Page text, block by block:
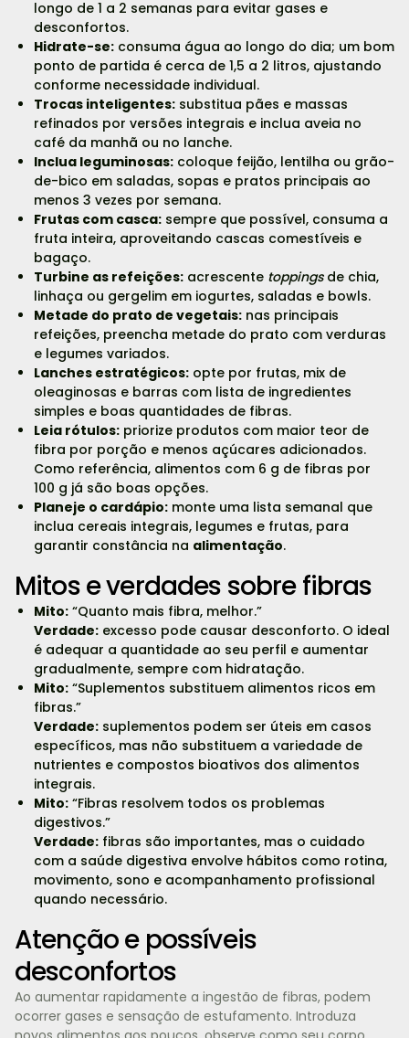
longo de 1 a 2 semanas para evitar gases e
desconfortos.
Hidrate-se:consuma água ao longo do dia; um bom
ponto de partida é cerca de 1,5 a 2 litros, ajustando
conforme necessidade individual.
Trocas inteligentes:substitua pães e massas
refinados por versões integrais e inclua aveia no
café da manhã ou no lanche.
Inclua leguminosas:coloque feijão, lentilha ou grão-
de-bico em saladas, sopas e pratos principais ao
menos 3 vezes por semana.
Frutas com casca:sempre que possível, consuma a
fruta inteira, aproveitando cascas comestíveis e
bagaço.
Turbine as refeições:acrescente toppingsde chia,
linhaça ou gergelim em iogurtes, saladas e bowls.
Metade do prato de vegetais:nas principais
refeições, preencha metade do prato com verduras
e legumes variados.
Lanches estratégicos:opte por frutas, mix de
oleaginosas e barras com lista de ingredientes
simples e boas quantidades de fibras.
Leia rótulos:priorize produtos com maior teor de
fibra por porção e menos açúcares adicionados.
Como referência, alimentos com 6 g de fibras por
100 g já são boas opções.
Planeje o cardápio:monte uma lista semanal que
inclua cereais integrais, legumes e frutas, para
garantir constância na alimentação.
Mitos e verdades sobre fibras
Mito:“Quanto mais fibra, melhor.”
Verdade:excesso pode causar desconforto. O ideal
é adequar a quantidade ao seu perfil e aumentar
gradualmente, sempre com hidratação.
Mito:“Suplementos substituem alimentos ricos em
fibras.”
Verdade:suplementos podem ser úteis em casos
específicos, mas não substituem a variedade de
nutrientes e compostos bioativos dos alimentos
integrais.
Mito:“Fibras resolvem todos os problemas
digestivos.”
Verdade:fibras são importantes, mas o cuidado
com a saúde digestiva envolve hábitos como rotina,
movimento, sono e acompanhamento profissional
quando necessário.
Atenção e possíveis
desconfortos
Ao aumentar rapidamente a ingestão de fibras, podem
ocorrer gases e sensação de estufamento. Introduza